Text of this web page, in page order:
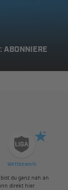
ABONNIERE
Wettbewerb
du ganz nah an
direkt hier